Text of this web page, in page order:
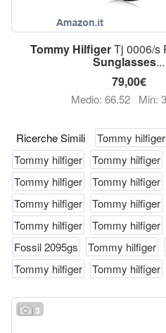
Tommy HilfigerTj 0006/s
Sunglasses...
79,00€
Medio: 66,52 Min:
Ricerche Simili Tommy hilfiger
Tommy hilfiger
Tommy hilfiger
Tommy hilfiger
Tommy hilfiger
Tommy hilfiger
Tommy hilfiger
Tommy hilfiger
Tommy hilfiger
Fossil 2095gs
Tommy hilfiger
Tommy hilfiger
Tommy hilfiger
3